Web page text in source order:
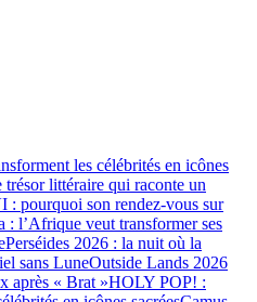
les célébrités en icônes
littéraire qui raconte un
: pourquoi son rendez-vous sur
: l’Afrique veut transformer ses
Perséides 2026 : la nuit où la
sans LuneOutside Lands 2026
après « Brat »HOLY POP! :